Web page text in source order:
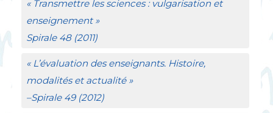
« Transmettre les sciences : vulgarisation et
enseignement »
Spirale48 (2011)
« L’évaluation des enseignants. Histoire,
modalités et actualité »
–Spirale49 (2012)